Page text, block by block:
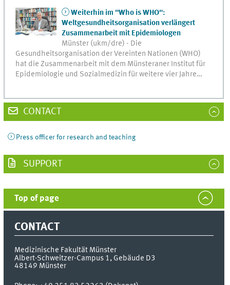
Weiterhin im "Who is WHO":
Weltgesundheitsorganisation verlängert
Zusammenarbeit mit Epidemiologen
Münster (ukm/dre) - Die
Gesundheitsorganisation der Vereinten Nationen (WHO)
hat die Zusammenarbeit mit dem Münsteraner Institut für
Epidemiologie und Sozialmedizin für weitere vier Jahre…
CONTACT
Press officer for research and teaching
SUPPORT
Top of page
CONTACT
Medizinische Fakultät Münster
Albert-Schweitzer-Campus 1, Gebäude D3
48149 Münster